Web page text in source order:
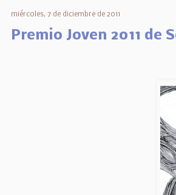
miércoles, 7 de diciembre de 2011
Premio Joven 2011 de